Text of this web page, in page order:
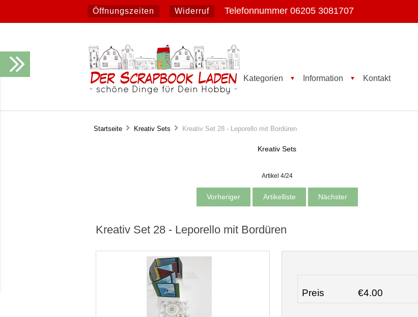
Öffnungszeiten Widerruf Telefonnummer 06205 3081707
Kategorien ▼ Information ▼ Kontakt
Startseite Kreativ Sets Kreativ Set 28 - Leporello mit Bordüren
Kreativ Sets
Artikel 4/24
Vorheriger Artikelliste Nächster
Kreativ Set 28 - Leporello mit Bordüren
Preis €4.00